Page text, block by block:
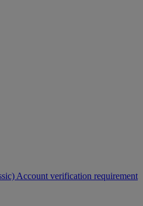
Account verification requirement